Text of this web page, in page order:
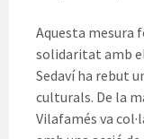
Aquesta mesura
solidaritat amb
Sedaví ha rebut
culturals. De la
Vilafamés va